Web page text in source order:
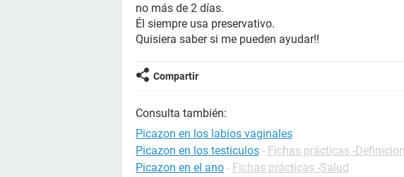
no más de 2 días.
Él siempre usa preservativo.
Quisiera saber si me pueden ayudar!!
Compartir
Consulta también:
Picazon en los labios vaginales
Picazon en los testiculos - Fichas prácticas -
Picazon en el ano - Fichas prácticas -Salud